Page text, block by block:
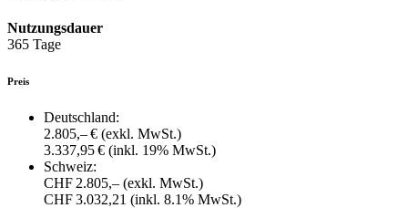
Nutzungsdauer
365 Tage
Preis
Deutschland:
2.805,– € (exkl. MwSt.)
3.337,95 € (inkl. 19% MwSt.)
Schweiz:
CHF 2.805,– (exkl. MwSt.)
CHF 3.032,21 (inkl. 8.1% MwSt.)